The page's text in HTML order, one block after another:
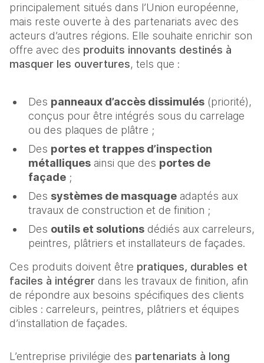
principalement situés dans l’Union européenne,
mais reste ouverte à des partenariats avec des
acteurs d’autres régions. Elle souhaite enrichir son
offre avec des produits innovants destinés à
masquer les ouvertures, tels que :
Des panneaux d’accès dissimulés (priorité),
conçus pour être intégrés sous du carrelage
ou des plaques de plâtre ;
Des portes et trappes d’inspection
métalliques ainsi que des portes de
façade ;
Des systèmes de masquage adaptés aux
travaux de construction et de finition ;
Des outils et solutions dédiés aux carreleurs,
peintres, plâtriers et installateurs de façades.
Ces produits doivent être pratiques, durables et
faciles à intégrer dans les travaux de finition, afin
de répondre aux besoins spécifiques des clients
cibles : carreleurs, peintres, plâtriers et équipes
d’installation de façades.
L’entreprise privilégie des partenariats à long